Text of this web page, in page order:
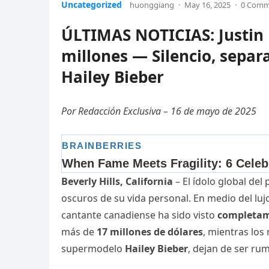
Uncategorized huonggiang · May 16, 2025 · 0
ÚLTIMAS NOTICIAS:
millones — Silencio,
Hailey Bieber
Por Redacción Exclusiva – 16 de mayo de 2025
Beverly Hills, California – El ídolo global del
oscuros de su vida personal. En medio del
cantante canadiense ha sido visto
más de 17 millones de dólares, mientras los
supermodelo Hailey Bieber, dejan de ser